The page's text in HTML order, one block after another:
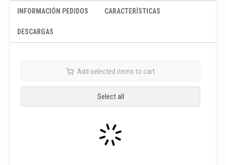
INFORMACIÓN PEDIDOS CARACTERÍSTICAS
DESCARGAS
Add selected items to cart
Select all